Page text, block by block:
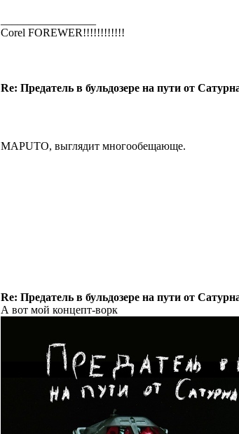
Corel FOREWER!!!!!!!!!!!!
Re: Предатель в бульдозере на пути от
MAPUTO, выглядит многообещающе.
Re: Предатель в бульдозере на пути от
А вот мой концепт-ворк